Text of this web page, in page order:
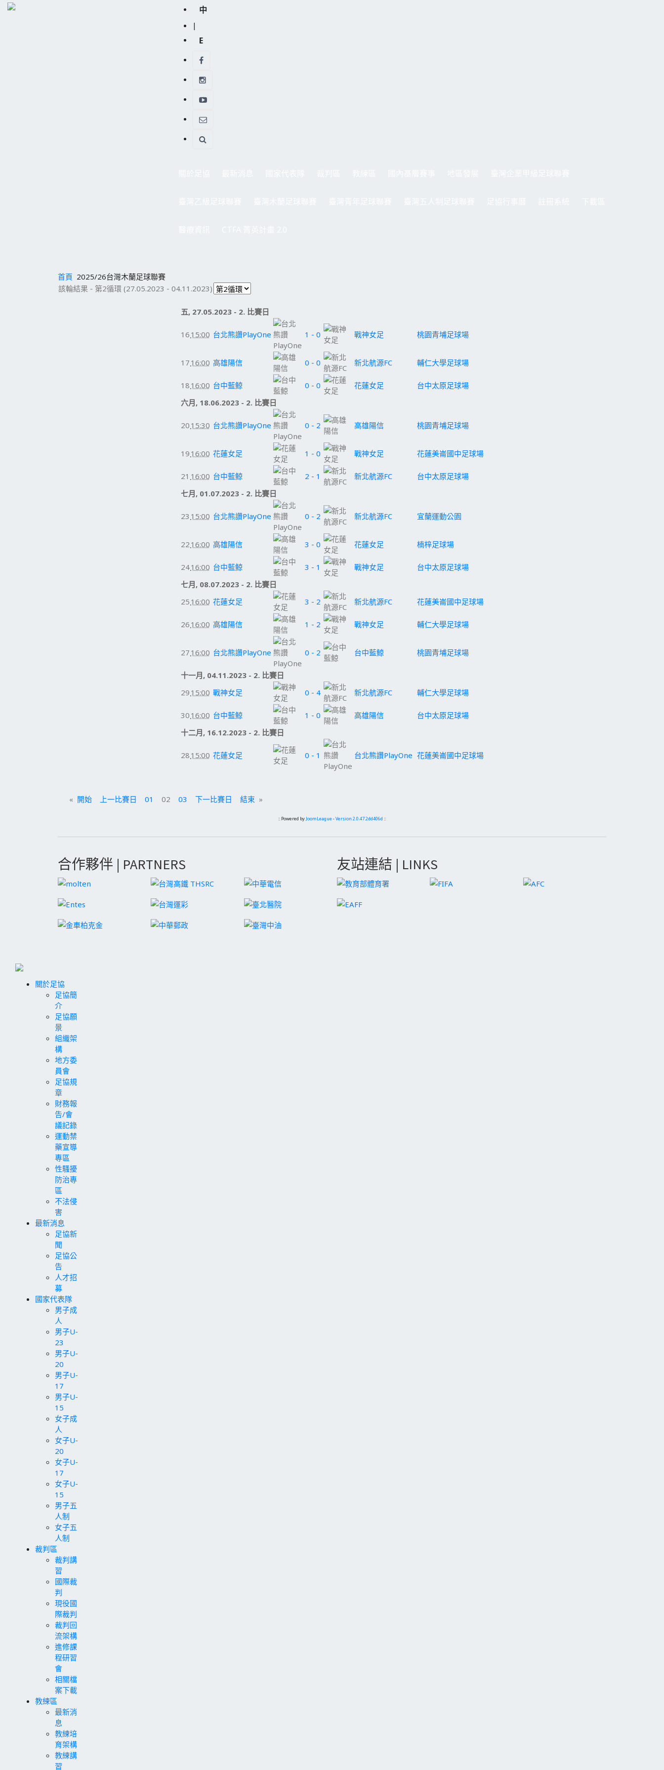
中
|
E
首頁 2025/26台灣木蘭足球聯賽
該輪結果 - 第2循環 (27.05.2023 - 04.11.2023)
五, 27.05.2023 - 2. 比賽日
16 15:00 台北熊讚PlayOne 1 - 0 戰神女足 桃園青埔足球場
17 16:00 高雄陽信 0 - 0 新北航源FC 輔仁大學足球場
18 16:00 台中藍鯨 0 - 0 花蓮女足
台中太原足球場
六月, 18.06.2023 - 2. 比賽日
20 15:30 台北熊讚PlayOne 0 - 2 高雄陽信 桃園青埔足球場
19 16:00 花蓮女足 1 - 0 戰神女足 花蓮美崙國中足球場
21 16:00 台中藍鯨 2 - 1 新北航源FC
台中太原足球場
七月, 01.07.2023 - 2. 比賽日
23 15:00 台北熊讚PlayOne 0 - 2 新北航源FC 宜蘭運動公園
22 16:00 高雄陽信 3 - 0 花蓮女足 楠梓足球場
2416:00 台中藍鯨 3 - 1 戰神女足
台中太原足球場
七月, 08.07.2023 - 2. 比賽日
25 16:00 花蓮女足 3 - 2 新北航源FC 花蓮美崙國中足球場
26 16:00 高雄陽信 1 - 2 戰神女足 輔仁大學足球場
27 16:00 台北熊讚PlayOne 0 - 2 台中藍鯨 桃園青埔足球場
十一月, 04.11.2023 - 2. 比賽日
29 15:00 戰神女足 0 - 4 新北航源FC 輔仁大學足球場
30 16:00 台中藍鯨 1 - 0 高雄陽信
台中太原足球場
十二月, 16.12.2023 - 2. 比賽日
28 15:00 花蓮女足 0 - 1 台北熊讚PlayOne 花蓮美崙國中足球場
« 開始 上一比賽日 01 02 03 下一比賽日 結束 »
:: Powered by JoomLeague -Version 2.0.47.2dd406d ::
合作夥伴 | PARTNERS 友站連結 | LINKS
關於足協
足協簡
介
足協願
景
組織架
構
地方委
員會
足協規
章
財務報
告/會
議記錄
運動禁
藥宣導
專區
性騷擾
防治專
區
不法侵
害
最新消息
足協新
聞
足協公
告
人才招
募
國家代表隊
男子成
人
男子U-
23
男子U-
20
男子U-
17
男子U-
15
女子成
人
女子U-
20
女子U-
17
女子U-
15
男子五
人制
女子五
人制
裁判區
裁判講
習
國際裁
判
現役國
際裁判
裁判回
流架構
進修課
程研習
會
相關檔
案下載
教練區
最新消
息
教練培
育架構
教練講
習